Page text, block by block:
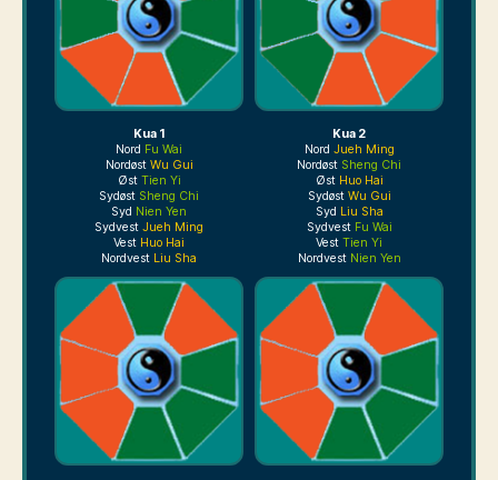
Kua 1
Nord Fu Wai
Nordøst Wu Gui
Øst Tien Yi
Sydøst Sheng Chi
Syd Nien Yen
Sydvest Jueh Ming
Vest Huo Hai
Nordvest Liu Sha
Kua 2
Nord Jueh Ming
Nordøst Sheng Chi
Øst Huo Hai
Sydøst Wu Gui
Syd Liu Sha
Sydvest Fu Wai
Vest Tien Yi
Nordvest Nien Yen